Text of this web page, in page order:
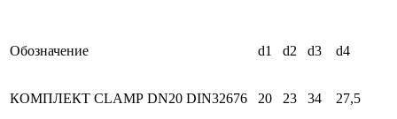
Обозначение d1 d2 d3 d4
КОМПЛЕКТ СLАМР DN20 DIN32676 20 23 34 27,5